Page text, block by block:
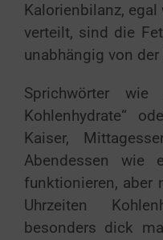
Kalorienbilanz,
verteilt, sind die
unabhängig von der
Sprichwörter
Kohlenhydrate“
Kaiser,
Abendessen wie
funktionieren, aber
Uhrzeiten
besonders dick